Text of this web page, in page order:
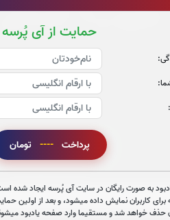
حمایت از آی پُرسه
پرداخت ---- تومان
به صورت رایگان در سایت آی پُرسه ایجاد شده
کاربران نمایش داده میشود، و بعد از اولین
حذف خواهد شد و مستقیما وارد صفحه یادبود
قرائت زیارت عاشورا را تقبل میکنم
صوت زیارت عاشورا - فانی